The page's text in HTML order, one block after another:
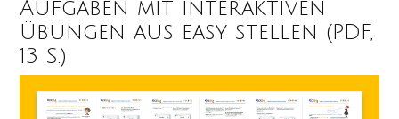
Aufgaben mit interaktiven
Übungen aus easy stellen (PDF,
13 S.)